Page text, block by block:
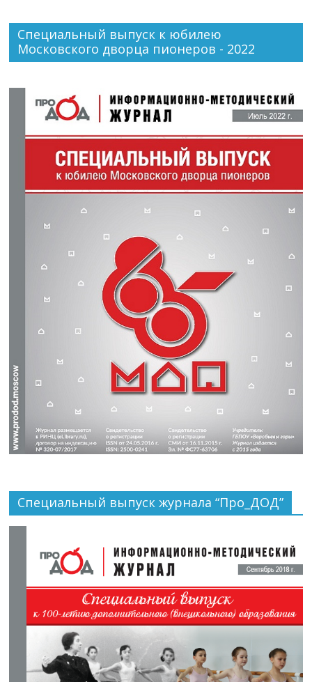
Специальный выпуск к юбилею
Московского дворца пионеров - 2022
Специальный выпуск журнала “Про_ДОД”